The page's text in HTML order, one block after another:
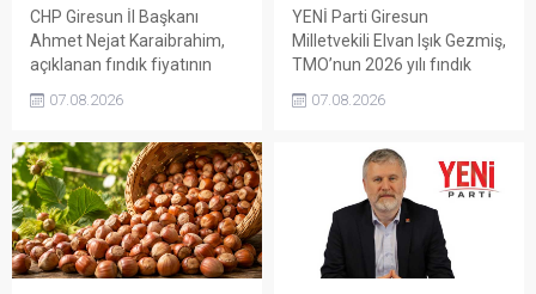
CHP Giresun İl Başkanı
Ahmet Nejat Karaibrahim,
açıklanan fındık fiyatının
karşısında yetersiz kaldığını
emeğinin korunmasını
istedi. Karaibrahim,
sürdürülebilir üretim için
fiyat politikasının yeniden
değerlendirilmesi gerektiğini
söyledi.
07.08.2026
YENİ Parti Giresun
Milletvekili Elvan Işık Gezmiş,
TMO’nun 2026 yılı fındık
Açıklanan rakamın üreticinin
karşılamadığını belirten
Gezmiş, “Üreticiyi yok
sayanı, günü geldiğinde
üretici de yok sayacaktır”
dedi.
07.08.2026